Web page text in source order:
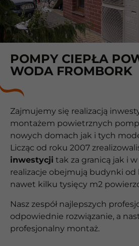
POMPY CIEPŁA
WODA FROMBORK
Zajmujemy się realizacją
montażem powietrznych pomp
nowych domach jak i tych
Licząc od roku 2007
inwestycji tak za granicą jak i w
realizacje obejmują budynki
nawet kilku tysięcy m2
Nasz zespół najlepszych
odpowiednie rozwiązanie, a
profesjonalny montaż.